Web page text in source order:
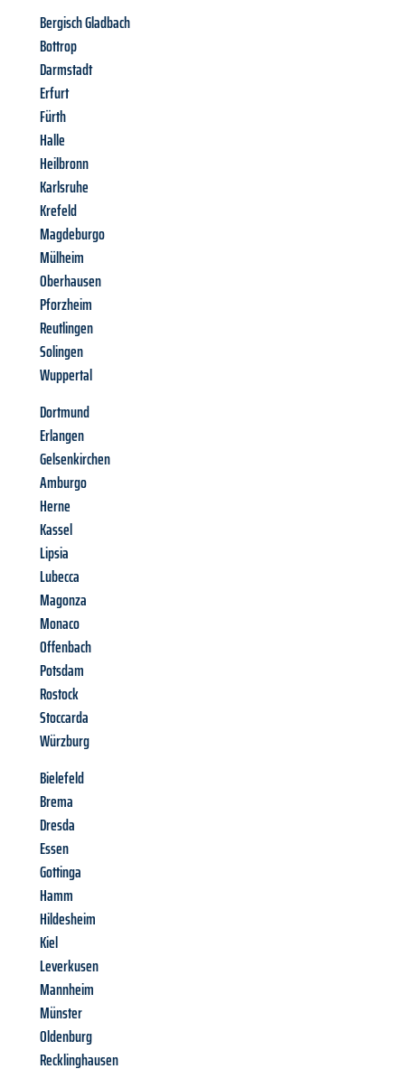
Bergisch Gladbach
Bottrop
Darmstadt
Erfurt
Fürth
Halle
Heilbronn
Karlsruhe
Krefeld
Magdeburgo
Mülheim
Oberhausen
Pforzheim
Reutlingen
Solingen
Wuppertal
Dortmund
Erlangen
Gelsenkirchen
Amburgo
Herne
Kassel
Lipsia
Lubecca
Magonza
Monaco
Offenbach
Potsdam
Rostock
Stoccarda
Würzburg
Bielefeld
Brema
Dresda
Essen
Gottinga
Hamm
Hildesheim
Kiel
Leverkusen
Mannheim
Münster
Oldenburg
Recklinghausen